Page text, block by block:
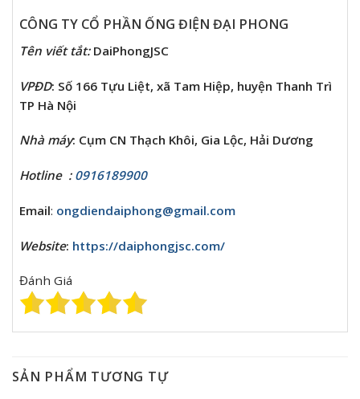
CÔNG TY CỔ PHẦN ỐNG ĐIỆN ĐẠI PHONG
Tên viết tắt: DaiPhongJSC
VPĐD: Số 166 Tựu Liệt, xã Tam Hiệp, huyện Thanh Trì
TP Hà Nội
Nhà máy: Cụm CN Thạch Khôi, Gia Lộc, Hải Dương
Hotline : 0916189900
Email: ongdiendaiphong@gmail.com
Website: https://daiphongjsc.com/
Đánh Giá
SẢN PHẨM TƯƠNG TỰ